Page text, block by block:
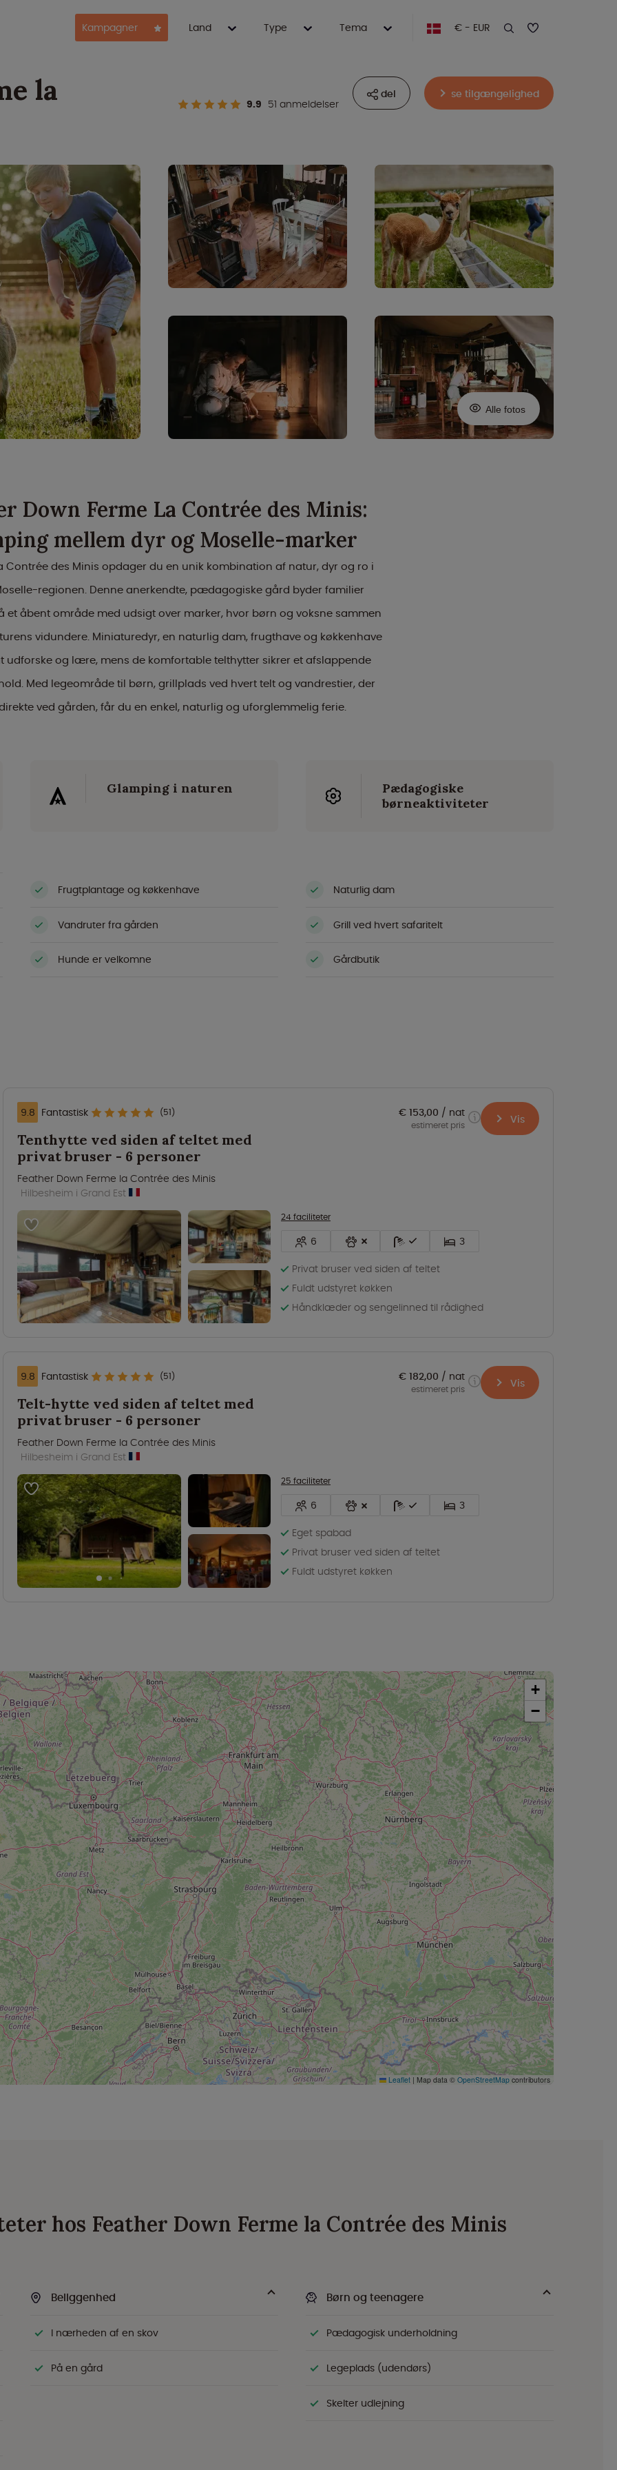
Kampagner Land Type Tema € - EUR
la 9.9 51 anmeldelser
del se tilgængelighed
Alle fotos
Down Ferme La Contrée des Minis:
mellem dyr og Moselle-marker
Contrée des Minis opdager du en unik kombination af natur, dyr og ro i
regionen. Denne anerkendte, pædagogiske gård byder familier
et åbent område med udsigt over marker, hvor børn og voksne sammen
vidundere. Miniaturedyr, en naturlig dam, frugthave og køkkenhave
udforske og lære, mens de komfortable telthytter sikrer et afslappende
Med legeområde til børn, grillplads ved hvert telt og vandrestier, der
ved gården, får du en enkel, naturlig og uforglemmelig ferie.
Glamping i naturen
Pædagogiske
børneaktiviteter
Frugtplantage og køkkenhave Naturlig dam
Vandruter fra gården Grill ved hvert safaritelt
Hunde er velkomne Gårdbutik
9.8 Fantastisk (51)
Tenthytte ved siden af teltet med
privat bruser - 6 personer
Feather Down Ferme la Contrée des Minis
Hilbesheim i Grand Est
24 faciliteter
6
3
Privat bruser ved siden af teltet
Fuldt udstyret køkken
Håndklæder og sengelinned til rådighed
€ 153,00 nat
estimeret pris Vis
9.8 Fantastisk (51)
Telt-hytte ved siden af teltet med
privat bruser - 6 personer
Feather Down Ferme la Contrée des Minis
Hilbesheim i Grand Est
25 faciliteter
6
3
Eget spabad
Privat bruser ved siden af teltet
Fuldt udstyret køkken
€ 182,00 nat
estimeret pris Vis
+
−
Leaflet | Map data © OpenStreetMap contributors
hos Feather Down Ferme la Contrée des Minis
Beliggenhed
I nærheden af en skov
På en gård
Børn og teenagere
Pædagogisk underholdning
Legeplads (udendørs)
Skelter udlejning